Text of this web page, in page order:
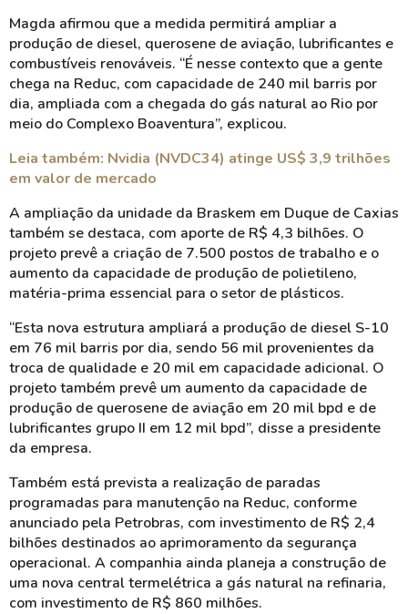
Magda afirmou que a medida permitirá ampliar a
produção de diesel, querosene de aviação, lubrificantes e
combustíveis renováveis. “É nesse contexto que a gente
chega na Reduc, com capacidade de 240 mil barris por
dia, ampliada com a chegada do gás natural ao Rio por
meio do Complexo Boaventura”, explicou.
Leia também: Nvidia (NVDC34) atinge US$ 3,9 trilhões
em valor de mercado
A ampliação da unidade da Braskem em Duque de Caxias
também se destaca, com aporte de R$ 4,3 bilhões. O
projeto prevê a criação de 7.500 postos de trabalho e o
aumento da capacidade de produção de polietileno,
matéria-prima essencial para o setor de plásticos.
“Esta nova estrutura ampliará a produção de diesel S-10
em 76 mil barris por dia, sendo 56 mil provenientes da
troca de qualidade e 20 mil em capacidade adicional. O
projeto também prevê um aumento da capacidade de
produção de querosene de aviação em 20 mil bpd e de
lubrificantes grupo II em 12 mil bpd”, disse a presidente
da empresa.
Também está prevista a realização de paradas
programadas para manutenção na Reduc, conforme
anunciado pela Petrobras, com investimento de R$ 2,4
bilhões destinados ao aprimoramento da segurança
operacional. A companhia ainda planeja a construção de
uma nova central termelétrica a gás natural na refinaria,
com investimento de R$ 860 milhões.